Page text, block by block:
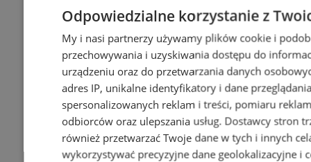
Odpowiedzialne korzystanie z
My i nasi partnerzy używamy plików cookie i
przechowywania i uzyskiwania dostępu do
urządzeniu oraz do przetwarzania danych
adres IP, unikalne identyfikatory i dane
spersonalizowanych reklam i treści, pomiaru
odbiorców oraz ulepszania usług. Dostawcy stron
również przetwarzać Twoje dane w tych i innych
wykorzystywać precyzyjne dane geolokalizacyjne i